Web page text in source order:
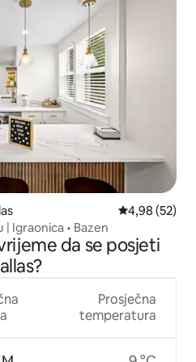
Prosječna
4,98 (52)
| Igraonica • Bazen
da se posjeti
Prosječna
temperatura